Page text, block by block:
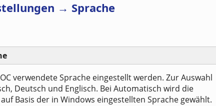
→ Sprache
verwendete Sprache eingestellt werden. Zur Auswahl
Deutsch und Englisch. Bei Automatisch wird die
Basis der in Windows eingestellten Sprache gewählt.